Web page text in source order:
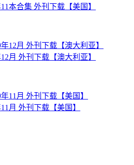
本合集 外刊下载【美国】
月 外刊下载【澳大利亚】
月 外刊下载【美国】